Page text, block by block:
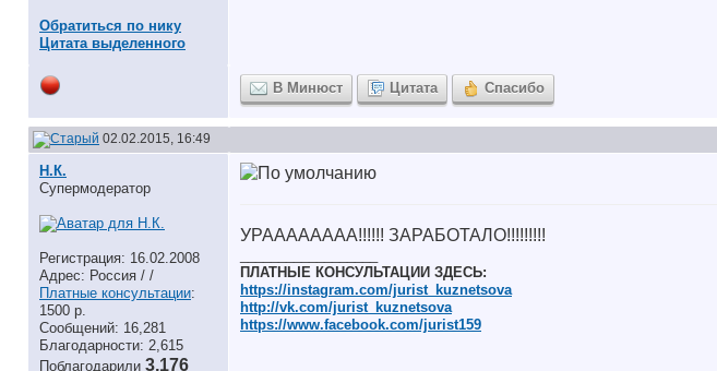
Обратиться по нику
Цитата выделенного
В Минюст Цитата Спасибо
02.02.2015, 16:49
Н.К.
Супермодератор
Регистрация: 16.02.2008
Адрес: Россия / /
Платные консультации:
1500 р.
Сообщений: 16,281
Благодарности: 2,615
Поблагодарили 3,176
УРАААААААА!!!!!! ЗАРАБОТАЛО!!!!!!!!!
ПЛАТНЫЕ КОНСУЛЬТАЦИИ ЗДЕСЬ:
https://instagram.com/jurist_kuznetsova
http://vk.com/jurist_kuznetsova
https://www.facebook.com/jurist159